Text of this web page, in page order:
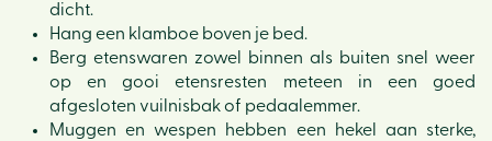
dicht.
Hang een klamboe boven je bed.
Berg etenswaren zowel binnen als buiten snel weer
op en gooi etensresten meteen in een goed
afgesloten vuilnisbak of pedaalemmer.
Muggen en wespen hebben een hekel aan sterke,